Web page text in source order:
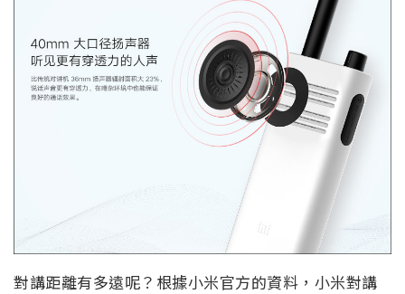
對講距離有多遠呢？根據小米官方的資料，小米對講